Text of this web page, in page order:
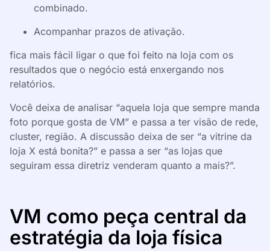
combinado.
Acompanhar prazos de ativação.
fica mais fácil ligar o que foi feito na loja com os
resultados que o negócio está enxergando nos
relatórios.
Você deixa de analisar “aquela loja que sempre manda
foto porque gosta de VM” e passa a ter visão de rede,
cluster, região. A discussão deixa de ser “a vitrine da
loja X está bonita?” e passa a ser “as lojas que
seguiram essa diretriz venderam quanto a mais?”.
VM como peça central da
estratégia da loja física